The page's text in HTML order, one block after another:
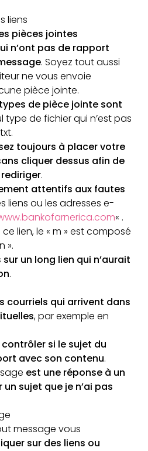
liens
pièces jointes
n’ont pas de rapport
. Soyez tout aussi
ne vous envoie
pièce jointe.
de pièce jointe sont
type de fichier qui n’est pas
toujours à placer votre
cliquer dessus afin de
.
attentifs aux fautes
liens ou les adresses e-
« .
lien, le « m » est composé
».
un long lien qui n’aurait
.
courriels qui arrivent dans
, par exemple en
contrôler si le sujet du
avec son contenu.
est une réponse à un
sujet que je n’ai pas
message vous
sur des liens ou